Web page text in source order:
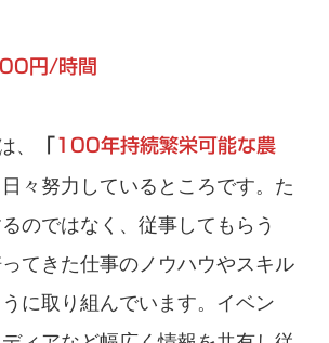
円/時間
、 「100年持続繁栄可能な農
々努力しているところです。た
のではなく、従事してもらう
てきた仕事のノウハウやスキル
に取り組んでいます。イベン